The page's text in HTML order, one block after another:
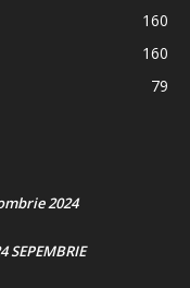
160
160
79
2024
SEPEMBRIE